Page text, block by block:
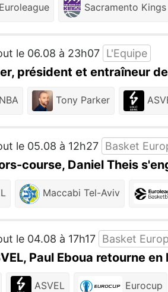
Euroleague Sacramento Kings
le 06.08 à 23h07 L'Equipe
président et entraîneur
NBA Tony Parker
le 05.08 à 12h27 Basket
course, Daniel Theis
Maccabi Tel-Aviv
le 04.08 à 17h17 Basket
Paul Eboua retourne en
ASVEL Eurocup